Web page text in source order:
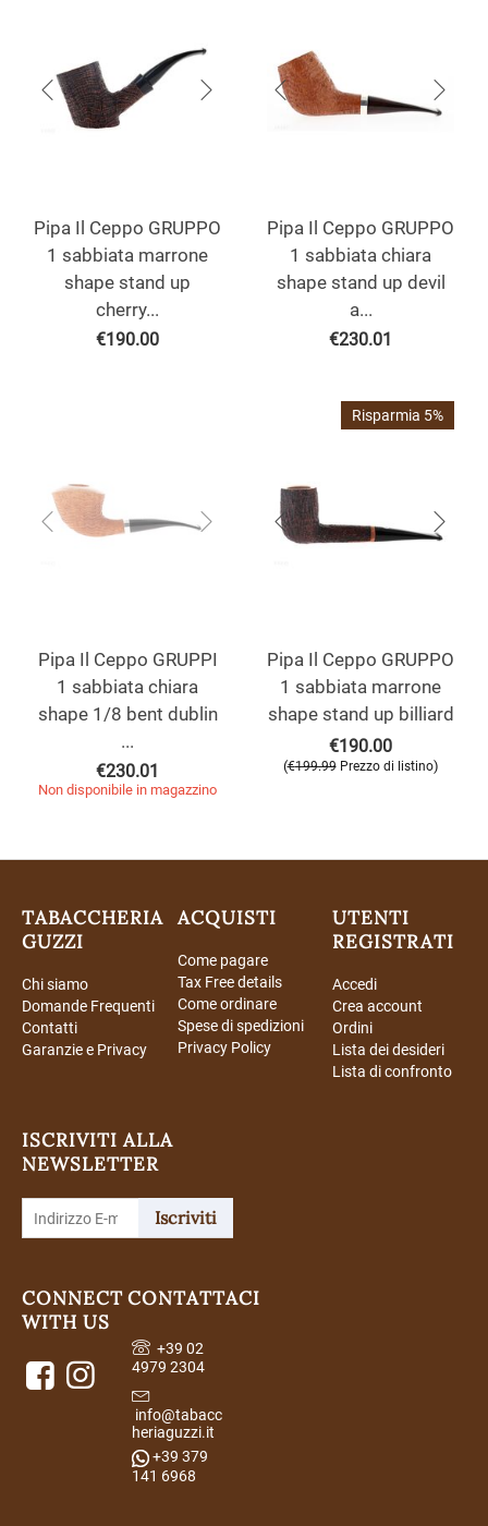
Pipa Il Ceppo GRUPPO
1 sabbiata marrone
shape stand up
cherry...
€190.00
Pipa Il Ceppo GRUPPO
1 sabbiata chiara
shape stand up devil
a...
€230.01
Pipa Il Ceppo GRUPPI
1 sabbiata chiara
shape 1/8 bent dublin
...
€230.01
Non disponibile in magazzino
Risparmia 5%
Pipa Il Ceppo GRUPPO
1 sabbiata marrone
shape stand up billiard
€190.00
(€199.99 Prezzo di listino)
TABACCHERIA
GUZZI
Chi siamo
Domande Frequenti
Contatti
Garanzie e Privacy
ACQUISTI
Come pagare
Tax Free details
Come ordinare
Spese di spedizioni
Privacy Policy
UTENTI
REGISTRATI
Accedi
Crea account
Ordini
Lista dei desideri
Lista di confronto
ISCRIVITI ALLA
NEWSLETTER
Iscriviti
CONNECT
WITH US
CONTATTACI
+39 02
4979 2304
info@tabacc
heriaguzzi.it
+39 379
141 6968